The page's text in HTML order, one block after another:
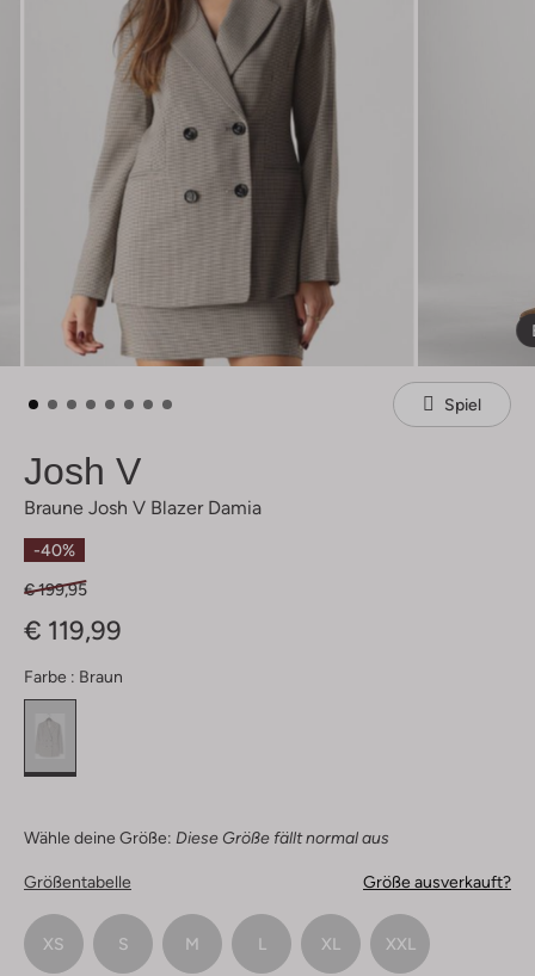
Spiel
Josh V
Braune Josh V Blazer Damia
-40%
€ 199,95
€ 119,99
Farbe : Braun
Wähle deine Größe: Diese Größe fällt normal aus
Größentabelle Größe ausverkauft?
XS S M L XL XXL